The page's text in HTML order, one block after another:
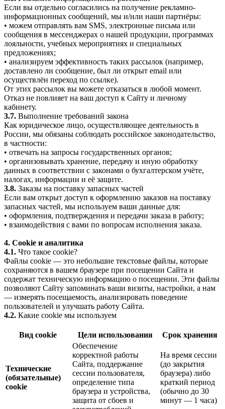
Если вы отдельно согласились на получение рекламно-
информационных сообщений, мы и/или наши партнёры:
• можем отправлять вам SMS, электронные письма или
сообщения в мессенджерах о нашей продукции, программах
лояльности, учебных мероприятиях и специальных
предложениях;
• анализируем эффективность таких рассылок (например,
доставлено ли сообщение, был ли открыт email или
осуществлён переход по ссылке).
От этих рассылок вы можете отказаться в любой момент.
Отказ не повлияет на ваш доступ к Сайту и личному
кабинету.
3.7. Выполнение требований закона
Как юридическое лицо, осуществляющее деятельность в
России, мы обязаны соблюдать российское законодательство,
в частности:
• отвечать на запросы государственных органов;
• организовывать хранение, передачу и иную обработку
данных в соответствии с законами о бухгалтерском учёте,
налогах, информации и её защите.
3.8. Заказы на поставку запасных частей
Если вам открыт доступ к оформлению заказов на поставку
запасных частей, мы используем ваши данные для:
• оформления, подтверждения и передачи заказа в работу;
• взаимодействия с вами по вопросам исполнения заказа.
4. Cookie и аналитика
4.1. Что такое cookie?
Файлы cookie — это небольшие текстовые файлы, которые
сохраняются в вашем браузере при посещении Сайта и
содержат техническую информацию о посещении. Эти файлы
позволяют Сайту запоминать ваши визиты, настройки, а нам
— измерять посещаемость, анализировать поведение
пользователей и улучшать работу Сайта.
4.2. Какие cookie мы используем
Вид cookie Цели использования Срок хранения
Технические
(обязательные)
cookie
Обеспечение
корректной работы
Сайта, поддержание
сессии пользователя,
определение типа
браузера и устройства,
защита от сбоев и
На время сессии
(до закрытия
браузера) либо
краткий период
(обычно до 30
минут — 1 часа)